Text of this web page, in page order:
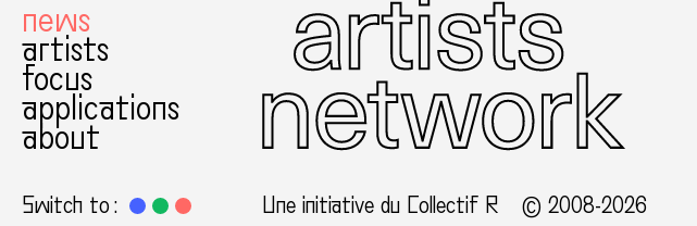
news
artists
focus
applications
about
Switch to : Une initiative du Collectif R © 2008-2026